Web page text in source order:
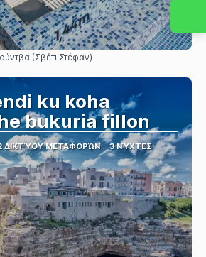
Βλέπω
(Σβέτι Στέφαν)
ku koha
bukuria fillon
ΔΙΚΤΎΟΥ ΜΕΤΑΦΟΡΏΝ 3 ΝΎΧΤΕΣ